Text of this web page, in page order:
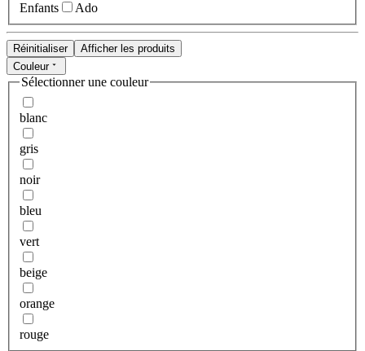
Enfants
Ado
Réinitialiser
Afficher les produits
Couleur
Sélectionner une couleur
blanc
gris
noir
bleu
vert
beige
orange
rouge